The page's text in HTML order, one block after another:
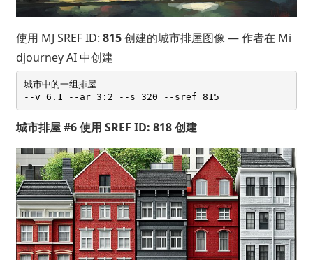
使用 MJ SREF ID: 815创建的城市排屋图像 — 作者在 Mi
djourney AI 中创建
城市中的一组排屋
城市排屋 #6 使用 SREF ID: 818 创建